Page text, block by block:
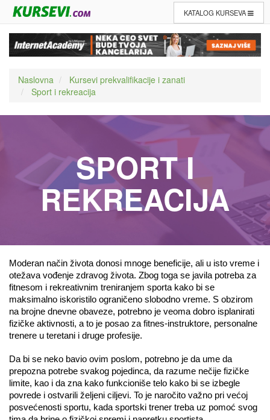
KATALOG KURSEVA
Naslovna
Kursevi prekvalifikacije i zanati
Sport i rekreacija
SPORT I
REKREACIJA
Moderan način života donosi mnoge beneficije, ali u isto vreme i
otežava vođenje zdravog života. Zbog toga se javila potreba za
fitnesom i rekreativnim treniranjem sporta kako bi se
maksimalno iskoristilo ograničeno slobodno vreme. S obzirom
na brojne dnevne obaveze, potrebno je veoma dobro isplanirati
fizičke aktivnosti, a to je posao za fitnes-instruktore, personalne
trenere u teretani i druge profesije.
Da bi se neko bavio ovim poslom, potrebno je da ume da
prepozna potrebe svakog pojedinca, da razume nečije fizičke
limite, kao i da zna kako funkcioniše telo kako bi se izbegle
povrede i ostvarili željeni ciljevi. To je naročito važno pri većoj
posvećenosti sportu, kada sportski trener treba uz pomoć svog